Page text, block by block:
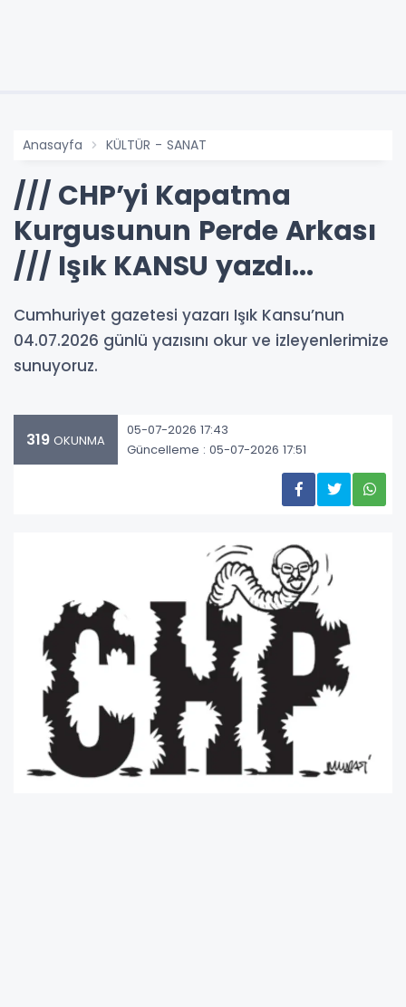
Anasayfa KÜLTÜR - SANAT
/// CHP’yi Kapatma
Kurgusunun Perde Arkası
/// Işık KANSU yazdı...
Cumhuriyet gazetesi yazarı Işık Kansu’nun
04.07.2026 günlü yazısını okur ve izleyenlerimize
sunuyoruz.
319 OKUNMA
05-07-2026 17:43
Güncelleme : 05-07-2026 17:51